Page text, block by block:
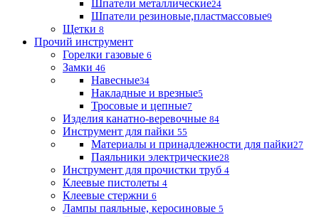
Шпатели металлические24
Шпатели резиновые,пластмассовые9
Щетки 8
Прочий инструмент
Горелки газовые 6
Замки 46
Навесные34
Накладные и врезные5
Тросовые и цепные7
Изделия канатно-веревочные 84
Инструмент для пайки 55
Материалы и принадлежности для пайки27
Паяльники электрические28
Инструмент для прочистки труб 4
Клеевые пистолеты 4
Клеевые стержни 6
Лампы паяльные, керосиновые 5